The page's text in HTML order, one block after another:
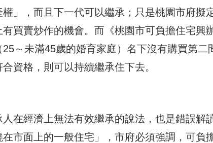
」，而且下一代可以繼承；只是桃園市府擬
買賣炒作的機會。而《桃園市可負擔住宅興
～未滿45歲的婚育家庭）名下沒有購買第二
資格，則可以持續繼承住下去。
在經濟上無法有效繼承的說法，也是錯誤解
市面上的一般住宅」，市府必須強調，可負